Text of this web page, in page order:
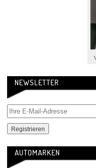
NEWSLETTER
AUTOMARKEN